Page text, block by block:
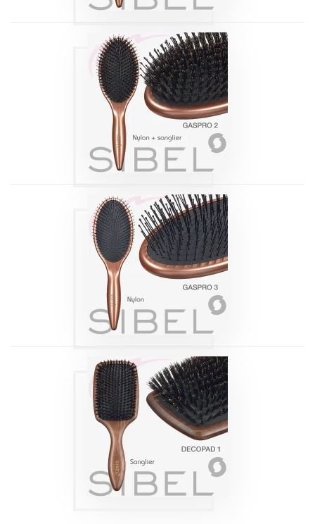
BROSSE
PNEUMATIQUE
GASPRO 2 SIBEL
BROSSE
PNEUMATIQUE
GASPRO 3 SIBEL
BROSSE
PNEUMATIQUE
DECOPAD XL
SIBEL